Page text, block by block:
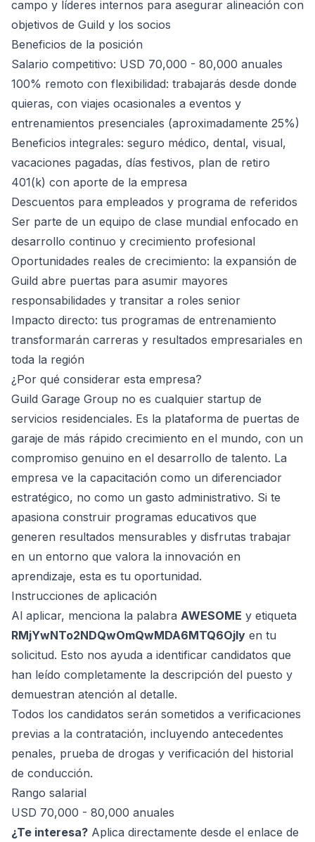
campo y líderes internos para asegurar alineación con
objetivos de Guild y los socios
Beneficios de la posición
Salario competitivo: USD 70,000 - 80,000 anuales
100% remoto con flexibilidad: trabajarás desde donde
quieras, con viajes ocasionales a eventos y
entrenamientos presenciales (aproximadamente 25%)
Beneficios integrales: seguro médico, dental, visual,
vacaciones pagadas, días festivos, plan de retiro
401(k) con aporte de la empresa
Descuentos para empleados y programa de referidos
Ser parte de un equipo de clase mundial enfocado en
desarrollo continuo y crecimiento profesional
Oportunidades reales de crecimiento: la expansión de
Guild abre puertas para asumir mayores
responsabilidades y transitar a roles senior
Impacto directo: tus programas de entrenamiento
transformarán carreras y resultados empresariales en
toda la región
¿Por qué considerar esta empresa?
Guild Garage Group no es cualquier startup de
servicios residenciales. Es la plataforma de puertas de
garaje de más rápido crecimiento en el mundo, con un
compromiso genuino en el desarrollo de talento. La
empresa ve la capacitación como un diferenciador
estratégico, no como un gasto administrativo. Si te
apasiona construir programas educativos que
generen resultados mensurables y disfrutas trabajar
en un entorno que valora la innovación en
aprendizaje, esta es tu oportunidad.
Instrucciones de aplicación
Al aplicar, menciona la palabra AWESOME y etiqueta
RMjYwNTo2NDQwOmQwMDA6MTQ6OjIy en tu
solicitud. Esto nos ayuda a identificar candidatos que
han leído completamente la descripción del puesto y
demuestran atención al detalle.
Todos los candidatos serán sometidos a verificaciones
previas a la contratación, incluyendo antecedentes
penales, prueba de drogas y verificación del historial
de conducción.
Rango salarial
USD 70,000 - 80,000 anuales
¿Te interesa? Aplica directamente desde el enlace de